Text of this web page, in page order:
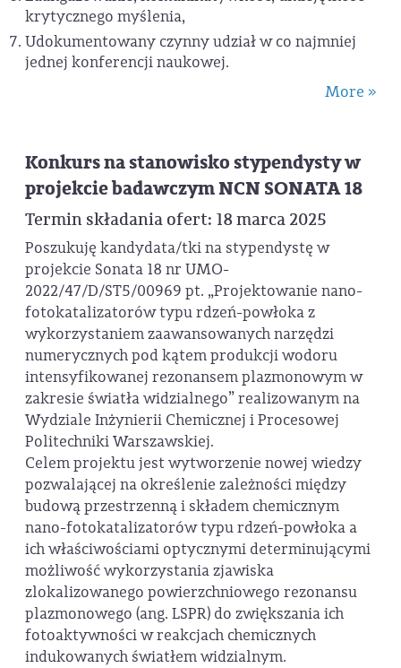
krytycznego myślenia,
Udokumentowany czynny udział w co najmniej
jednej konferencji naukowej.
More »
Konkurs na stanowisko stypendysty w
projekcie badawczym NCN SONATA 18
Termin składania ofert: 18 marca 2025
Poszukuję kandydata/tki na stypendystę w
projekcie Sonata 18 nr UMO-
2022/47/D/ST5/00969 pt. „Projektowanie nano-
fotokatalizatorów typu rdzeń-powłoka z
wykorzystaniem zaawansowanych narzędzi
numerycznych pod kątem produkcji wodoru
intensyfikowanej rezonansem plazmonowym w
zakresie światła widzialnego” realizowanym na
Wydziale Inżynierii Chemicznej i Procesowej
Politechniki Warszawskiej.
Celem projektu jest wytworzenie nowej wiedzy
pozwalającej na określenie zależności między
budową przestrzenną i składem chemicznym
nano-fotokatalizatorów typu rdzeń-powłoka a
ich właściwościami optycznymi determinującymi
możliwość wykorzystania zjawiska
zlokalizowanego powierzchniowego rezonansu
plazmonowego (ang. LSPR) do zwiększania ich
fotoaktywności w reakcjach chemicznych
indukowanych światłem widzialnym.